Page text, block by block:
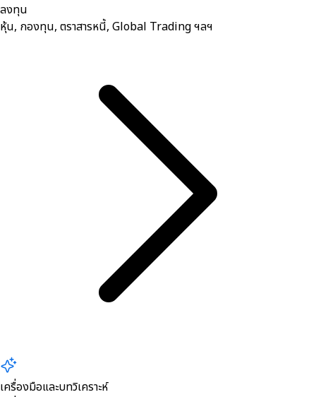
ลงทุน
หุ้น, กองทุน, ตราสารหนี้, Global Trading ฯลฯ
เครื่องมือและบทวิเคราะห์